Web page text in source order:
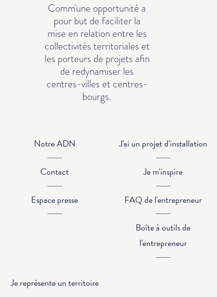
Comm'une opportunité a
pour but de faciliter la
mise en relation entre les
collectivités territoriales et
les porteurs de projets afin
de redynamiser les
centres-villes et centres-
bourgs.
Notre ADN
Contact
Espace presse
J'ai un projet d'installation
Je m'inspire
FAQ de l'entrepreneur
Boîte à outils de
l'entrepreneur
Je représente un territoire